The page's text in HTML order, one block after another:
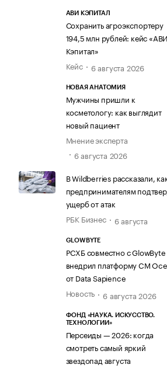
АВИ КЭПИТАЛ
Сохранить агроэкспортеру
194,5 млн рублей: кейс «АВИ
Кэпитал»
Кейс
6 августа 2026
НОВАЯ АНАТОМИЯ
Мужчины пришли к
косметологу: как выглядит
новый пациент
Мнение эксперта
6 августа 2026
В Wildberries рассказали,
предпринимателям
ущерб от атак
РБК Бизнес
6 августа
GLOWBYTE
РСХБ совместно с GlowByte
внедрил платформу CM
от Data Sapience
Новость
6 августа 2026
ФОНД «НАУКА. ИСКУССТВО.
ТЕХНОЛОГИИ»
Персеиды — 2026: когда
смотреть самый яркий
звездопад августа